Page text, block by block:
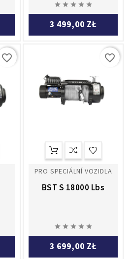
    
3 499,00 ZŁ
favorite_border
PRO SPECIÁLNÍ VOZIDLA
BST S 18000 Lbs
    
3 699,00 ZŁ
favorite_border